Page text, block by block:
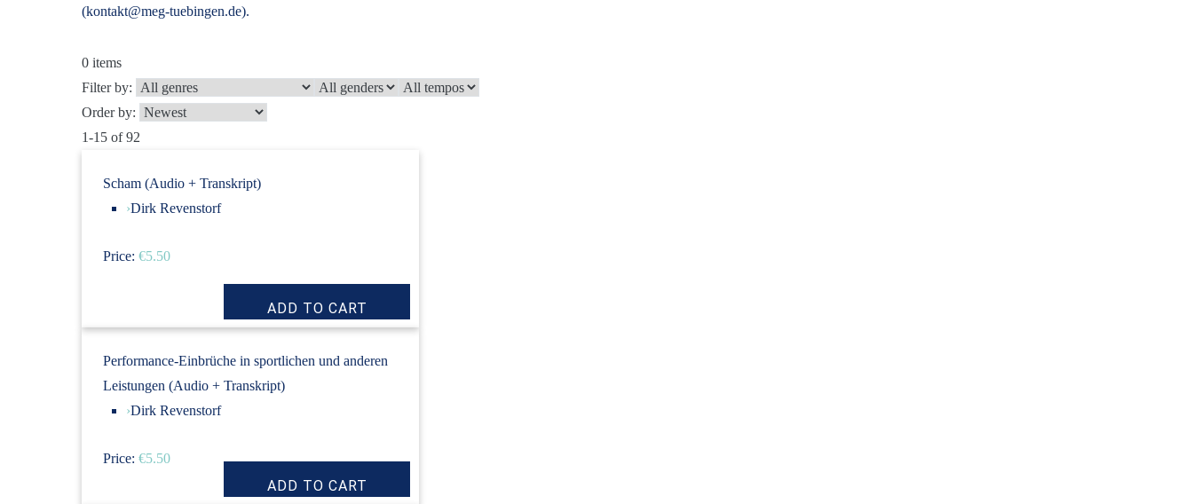
(kontakt@meg-tuebingen.de).
0 items
Filter by:
Order by:
1-15 of 92
Scham (Audio + Transkript)
›Dirk Revenstorf
Price: €5.50
Performance-Einbrüche in sportlichen und anderen
Leistungen (Audio + Transkript)
›Dirk Revenstorf
Price: €5.50